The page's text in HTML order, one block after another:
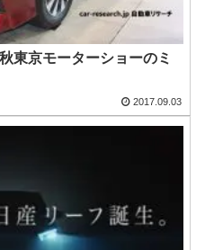
東京モーターショーのミ
2017.09.03